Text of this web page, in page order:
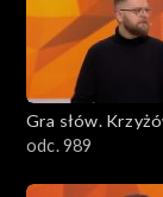
Gra słów.
odc. 989